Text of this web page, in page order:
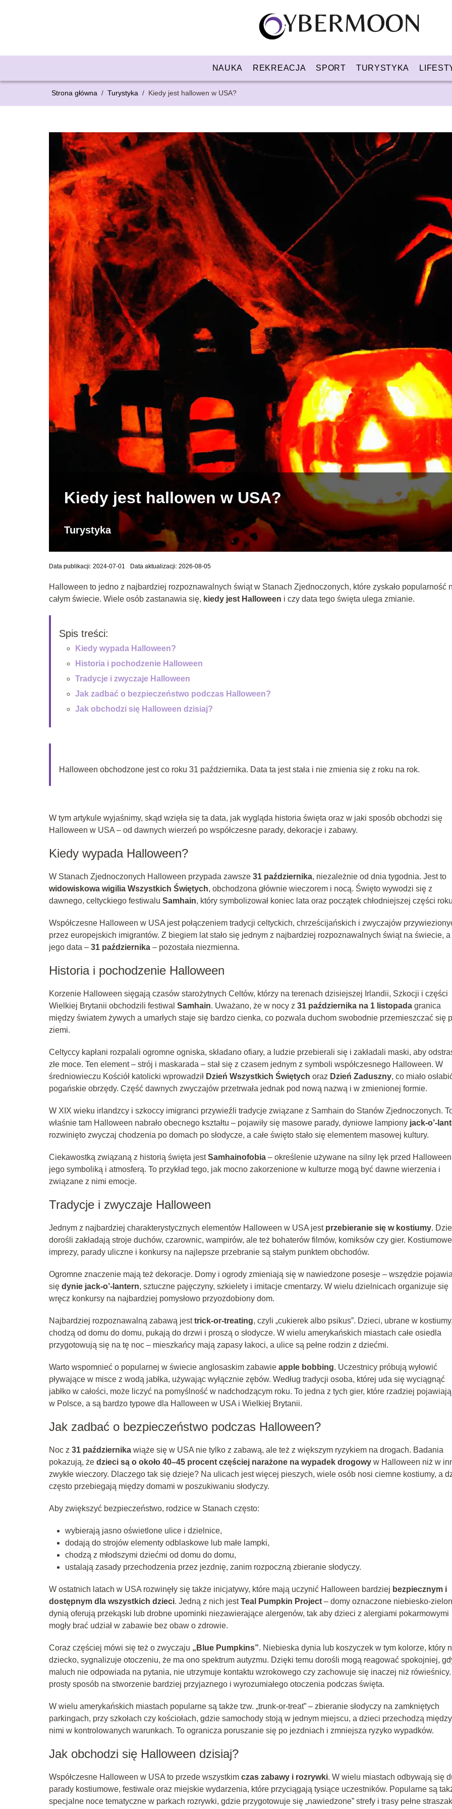
NAUKA REKREACJA SPORT TURYSTYKA
Strona główna / Turystyka / Kiedy jest hallowen w USA?
Kiedy jest hallowen w USA?
Turystyka
Data publikacji: 2024-07-01 Data aktualizacji: 2026-08-05
Halloween to jedno z najbardziej rozpoznawalnych świąt w Stanach Zjednoczonych, które zyskało popularność
całym świecie. Wiele osób zastanawia się, kiedy jest Halloween i czy data tego święta ulega zmianie.
Spis treści:
Kiedy wypada Halloween?
Historia i pochodzenie Halloween
Tradycje i zwyczaje Halloween
Jak zadbać o bezpieczeństwo podczas Halloween?
Jak obchodzi się Halloween dzisiaj?
Halloween obchodzone jest co roku 31 października. Data ta jest stała i nie zmienia się z roku na rok.
W tym artykule wyjaśnimy, skąd wzięła się ta data, jak wygląda historia święta oraz w jaki sposób obchodzi się
Halloween w USA – od dawnych wierzeń po współczesne parady, dekoracje i zabawy.
Kiedy wypada Halloween?
W Stanach Zjednoczonych Halloween przypada zawsze 31 października, niezależnie od dnia tygodnia. Jest to
widowiskowa wigilia Wszystkich Świętych, obchodzona głównie wieczorem i nocą. Święto wywodzi się z
dawnego, celtyckiego festiwalu Samhain, który symbolizował koniec lata oraz początek chłodniejszej części
Współczesne Halloween w USA jest połączeniem tradycji celtyckich, chrześcijańskich i zwyczajów
przez europejskich imigrantów. Z biegiem lat stało się jednym z najbardziej rozpoznawalnych świąt na świecie, a
jego data – 31 października – pozostała niezmienna.
Historia i pochodzenie Halloween
Korzenie Halloween sięgają czasów starożytnych Celtów, którzy na terenach dzisiejszej Irlandii, Szkocji i części
Wielkiej Brytanii obchodzili festiwal Samhain. Uważano, że w nocy z 31 października na 1 listopada granica
między światem żywych a umarłych staje się bardzo cienka, co pozwala duchom swobodnie przemieszczać się
ziemi.
Celtyccy kapłani rozpalali ogromne ogniska, składano ofiary, a ludzie przebierali się i zakładali maski, aby
złe moce. Ten element – strój i maskarada – stał się z czasem jednym z symboli współczesnego Halloween. W
średniowieczu Kościół katolicki wprowadził Dzień Wszystkich Świętych oraz Dzień Zaduszny, co miało
pogańskie obrzędy. Część dawnych zwyczajów przetrwała jednak pod nową nazwą i w zmienionej formie.
W XIX wieku irlandzcy i szkoccy imigranci przywieźli tradycje związane z Samhain do Stanów Zjednoczonych.
właśnie tam Halloween nabrało obecnego kształtu – pojawiły się masowe parady, dyniowe lampiony jack-o’-
rozwinięto zwyczaj chodzenia po domach po słodycze, a całe święto stało się elementem masowej kultury.
Ciekawostką związaną z historią święta jestSamhainofobia – określenie używane na silny lęk przed
jego symboliką i atmosferą. To przykład tego, jak mocno zakorzenione w kulturze mogą być dawne wierzenia i
związane z nimi emocje.
Tradycje i zwyczaje Halloween
Jednym z najbardziej charakterystycznych elementów Halloween w USA jest przebieranie się w kostiumy.
dorośli zakładają stroje duchów, czarownic, wampirów, ale też bohaterów filmów, komiksów czy gier. Kostiumowe
imprezy, parady uliczne i konkursy na najlepsze przebranie są stałym punktem obchodów.
Ogromne znaczenie mają też dekoracje. Domy i ogrody zmieniają się w nawiedzone posesje – wszędzie
się dynie jack-o’-lantern, sztuczne pajęczyny, szkielety i imitacje cmentarzy. W wielu dzielnicach organizuje się
wręcz konkursy na najbardziej pomysłowo przyozdobiony dom.
Najbardziej rozpoznawalną zabawą jesttrick-or-treating, czyli „cukierek albo psikus”. Dzieci, ubrane w
chodzą od domu do domu, pukają do drzwi i proszą o słodycze. W wielu amerykańskich miastach całe osiedla
przygotowują się na tę noc – mieszkańcy mają zapasy łakoci, a ulice są pełne rodzin z dziećmi.
Warto wspomnieć o popularnej w świecie anglosaskim zabawie apple bobbing. Uczestnicy próbują wyłowić
pływające w misce z wodą jabłka, używając wyłącznie zębów. Według tradycji osoba, której uda się wyciągnąć
jabłko w całości, może liczyć na pomyślność w nadchodzącym roku. To jedna z tych gier, które rzadziej
w Polsce, a są bardzo typowe dla Halloween w USA i Wielkiej Brytanii.
Jak zadbać o bezpieczeństwo podczas Halloween?
Noc z 31 października wiąże się w USA nie tylko z zabawą, ale też z większym ryzykiem na drogach. Badania
pokazują, że dzieci są o około 40–45 procent częściej narażone na wypadek drogowy w Halloween niż w
zwykłe wieczory. Dlaczego tak się dzieje? Na ulicach jest więcej pieszych, wiele osób nosi ciemne kostiumy, a
często przebiegają między domami w poszukiwaniu słodyczy.
Aby zwiększyć bezpieczeństwo, rodzice w Stanach często:
wybierają jasno oświetlone ulice i dzielnice,
dodają do strojów elementy odblaskowe lub małe lampki,
chodzą z młodszymi dziećmi od domu do domu,
ustalają zasady przechodzenia przez jezdnię, zanim rozpoczną zbieranie słodyczy.
W ostatnich latach w USA rozwinęły się także inicjatywy, które mają uczynić Halloween bardziej bezpiecznym i
dostępnym dla wszystkich dzieci. Jedną z nich jestTeal Pumpkin Project – domy oznaczone niebiesko-
dynią oferują przekąski lub drobne upominki niezawierające alergenów, tak aby dzieci z alergiami pokarmowymi
mogły brać udział w zabawie bez obaw o zdrowie.
Coraz częściej mówi się też o zwyczaju „Blue Pumpkins”. Niebieska dynia lub koszyczek w tym kolorze, który
dziecko, sygnalizuje otoczeniu, że ma ono spektrum autyzmu. Dzięki temu dorośli mogą reagować spokojniej,
maluch nie odpowiada na pytania, nie utrzymuje kontaktu wzrokowego czy zachowuje się inaczej niż rówieśnicy.
prosty sposób na stworzenie bardziej przyjaznego i wyrozumiałego otoczenia podczas święta.
W wielu amerykańskich miastach popularne są także tzw. „trunk-or-treat” – zbieranie słodyczy na zamkniętych
parkingach, przy szkołach czy kościołach, gdzie samochody stoją w jednym miejscu, a dzieci przechodzą między
nimi w kontrolowanych warunkach. To ogranicza poruszanie się po jezdniach i zmniejsza ryzyko wypadków.
Jak obchodzi się Halloween dzisiaj?
Współczesne Halloween w USA to przede wszystkim czas zabawy i rozrywki. W wielu miastach odbywają się
parady kostiumowe, festiwale oraz miejskie wydarzenia, które przyciągają tysiące uczestników. Popularne są
specjalne noce tematyczne w parkach rozrywki, gdzie przygotowuje się „nawiedzone” strefy i trasy pełne